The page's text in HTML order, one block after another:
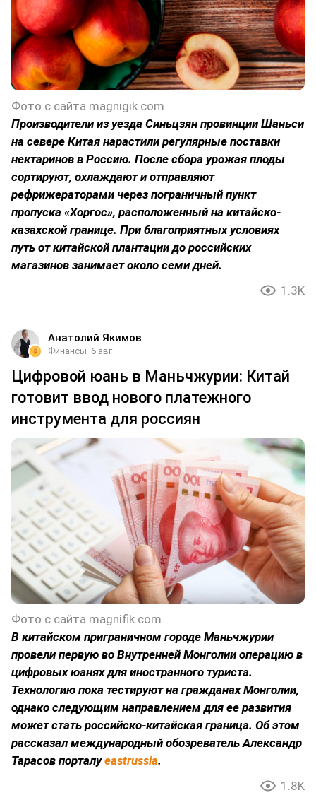
Фото с сайта magnigik.com
Производители из уезда Синьцзян провинции Шаньси
на севере Китая нарастили регулярные поставки
нектаринов в Россию. После сбора урожая плоды
сортируют, охлаждают и отправляют
рефрижераторами через пограничный пункт
пропуска «Хоргос», расположенный на китайско-
казахской границе. При благоприятных условиях
путь от китайской плантации до российских
магазинов занимает около семи дней.
1.3K
Анатолий Якимов
Финансы 6 авг
Цифровой юань в Маньчжурии: Китай
готовит ввод нового платежного
инструмента для россиян
Фото с сайта magnifik.com
В китайском приграничном городе Маньчжурии
провели первую во Внутренней Монголии операцию в
цифровых юанях для иностранного туриста.
Технологию пока тестируют на гражданах Монголии,
однако следующим направлением для ее развития
может стать российско-китайская граница. Об этом
рассказал международный обозреватель Александр
Тарасов порталуeastrussia.
1.8K